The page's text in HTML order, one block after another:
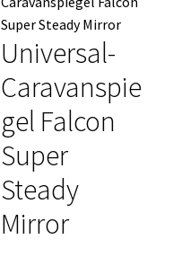
Universal-
Caravanspie
gel Falcon
Super
Steady
Mirror